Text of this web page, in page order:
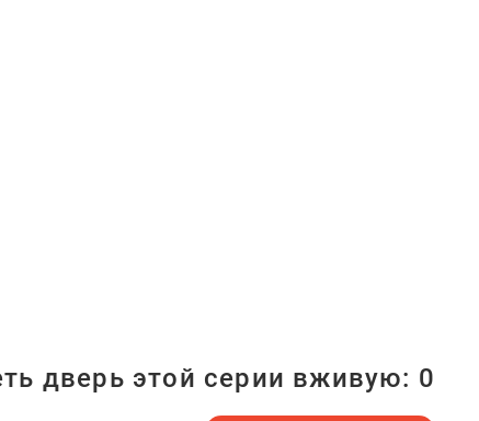
дверь этой серии вживую: 0